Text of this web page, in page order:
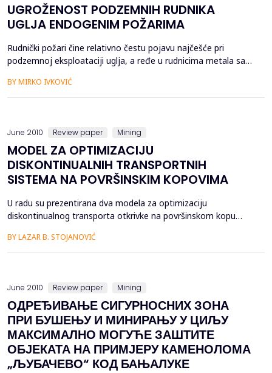
UGROŽENOST PODZEMNIH RUDNIKA
UGLJA ENDOGENIM POŽARIMA
Rudnički požari čine relativno čestu pojavu najčešće pri
podzemnoj eksploataciji uglja, a ređe u rudnicima metala sa
zaposlene, instaliranu opremu i uređaje, pa i ceo podzemni
proizvodni sistem. Po prirodi nastajanja, rudnički požari su
BY MIRKO IVKOVIĆ
June 2010 Review paper Mining
MODEL ZA OPTIMIZACIJU
DISKONTINUALNIH TRANSPORTNIH
SISTEMA NA POVRŠINSKIM KOPOVIMA
U radu su prezentirana dva modela za optimizaciju
diskontinualnog transporta otkrivke na površinskom kopu
(2017. godine). Model za optimizaciju tehničko-tehnoloških
paraetara sistema razvijen je u simulacionom jeziku GPSS/H i
BY LAZAR B. STOJANOVIĆ
June 2010 Review paper Mining
ОДРЕЂИВАЊЕ СИГУРНОСНИХ ЗОНА
ПРИ БУШЕЊУ И МИНИРАЊУ У ЦИЉУ
МАКСИМАЛНО МОГУЋЕ ЗАШТИТЕ
ОБЈЕКАТА НА ПРИМЈЕРУ КАМЕНОЛОМА
„ЉУБАЧЕВО“ КОД БАЊАЛУКЕ